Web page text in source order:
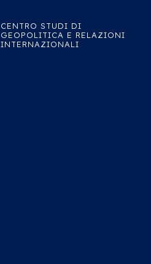
CENTRO STUDI DI
GEOPOLITICA E RELAZIONI
INTERNAZIONALI